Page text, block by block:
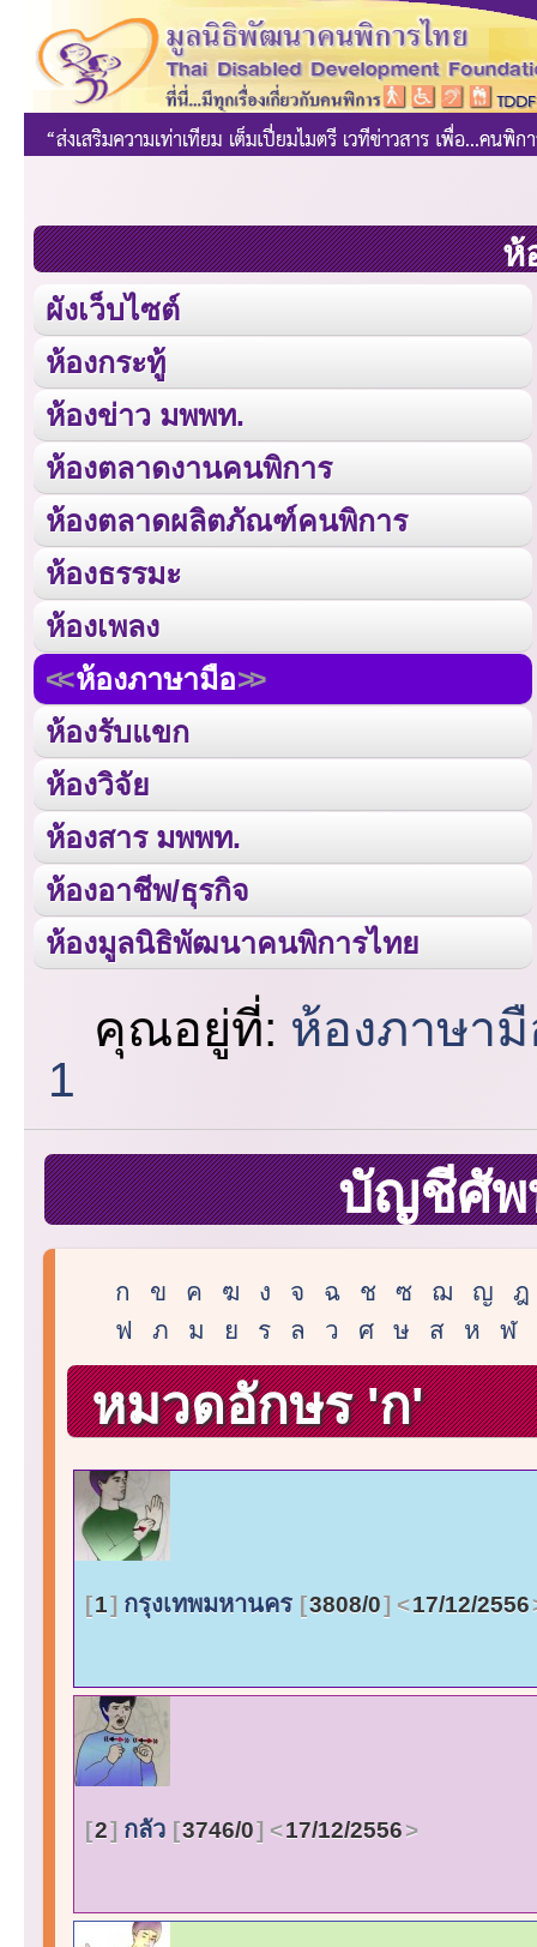
ห้
ผังเว็บไซต์
ห้องกระทู้
ห้องข่าว มพพท.
ห้องตลาดงานคนพิการ
ห้องตลาดผลิตภัณฑ์คนพิการ
ห้องธรรมะ
ห้องเพลง
ห้องภาษามือ
ห้องรับแขก
ห้องวิจัย
ห้องสาร มพพท.
ห้องอาชีพ/ธุรกิจ
ห้องมูลนิธิพัฒนาคนพิการไทย
คุณอยู่ที่: ห้องภาษา
1
บัญชีศัพ
ก ข ค ฆ ง จ ฉ ช ซ ฌ ญ
ฎ
ฟ
ภ ม ย ร ล ว ศ ษ ส ห ฬ
หมวดอักษร 'ก'
1 กรุงเทพมหานคร 3808/0 17/12/2556
2 กลัว 3746/0 17/12/2556